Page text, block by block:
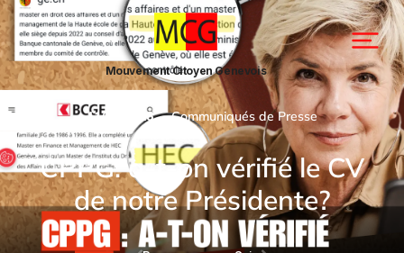
Mouvement Citoyen Genevois
11/06/2026 Communiqués de Presse
CPPG: a-t-on vérifié le CV
de notre Présidente?